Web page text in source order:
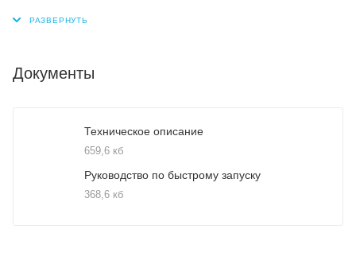
Документы
Техническое описание
659,6 кб
Руководство по быстрому запуску
368,6 кб